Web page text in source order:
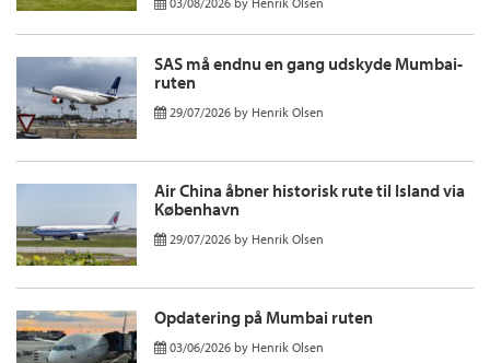
SAS må endnu en gang udskyde Mumbai-
ruten
29/07/2026 by Henrik Olsen
Air China åbner historisk rute til Island via
København
29/07/2026 by Henrik Olsen
Opdatering på Mumbai ruten
03/06/2026 by Henrik Olsen